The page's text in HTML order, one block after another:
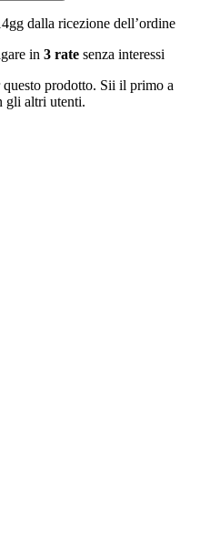
dalla ricezione dell’ordine
in 3 rate senza interessi
questo prodotto. Sii il primo a
gli altri utenti.